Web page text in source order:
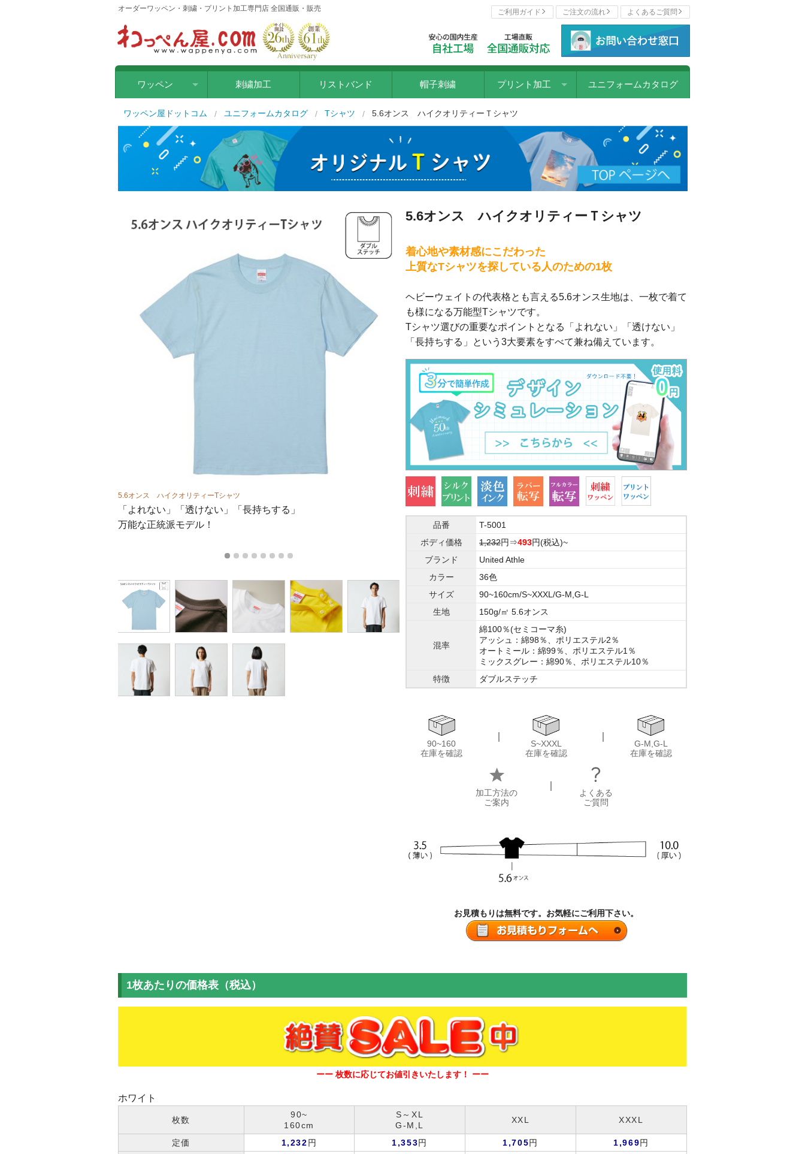
オーダーワッペン・刺繍・プリント加工専門店 全国通販・販売 ご利用ガイド ご注文の流れ よくあるご質問
ワッペン
刺繍ワッペン
クロス転写ワッペン
ラバー転写ワッペン
シルクワッペン
レザー（合皮）ワッペン
金モールエンブレム
刺繍加工 リストバンド 帽子刺繍 プリント加工
インクジェットプリント
ラバー転写プリント
シルクプリント
フルカラー転写プリント
ポリフルカラープリント
プリントパッチ
ステッカー
プラスチックバッジ
名入れタオル
タオル 染色プリント
ユニフォームカタログ
ワッペン屋ドットコム ユニフォームカタログ Tシャツ 5.6オンス ハイクオリティーＴシャツ
5.6オンス ハイクオリティーTシャツ
「よれない」「透けない」「長持ちする」
万能な正統派モデル！
5.6オンス ハイクオリティーTシャツ
裏生地
5.6オンス ハイクオリティーTシャツ
襟元拡大
5.6オンス ハイクオリティーTシャツ
90cmサイズの肩部分はドットボタンです(樹脂製)
5.6オンス ハイクオリティーTシャツ
身長182cm/Lサイズ
5.6オンス ハイクオリティーTシャツ
身長182cm/Lサイズ(バックスタイル)
5.6オンス ハイクオリティーTシャツ
身長160cm/G-Mサイズ
5.6オンス ハイクオリティーTシャツ
身長160cm/G-Mサイズ(バックスタイル)
5.6オンス ハイクオリティーＴシャツ
着心地や素材感にこだわった
上質なTシャツを探している人のための1枚
ヘビーウェイトの代表格とも言える5.6オンス生地は、一枚で着て
も様になる万能型Tシャツです。
Tシャツ選びの重要なポイントとなる「よれない」「透けない」
「長持ちする」という3大要素をすべて兼ね備えています。
品番
T-5001
ボディ価格
1,232円⇒493円(税込)~
ブランド
United Athle
カラー
36色
サイズ
90~160cm/S~XXXL/G-M,G-L
生地
150g/㎡ 5.6オンス
混率
綿100％(セミコーマ糸)
アッシュ：綿98％、ポリエステル2％
オートミール：綿99％、ポリエステル1％
ミックスグレー：綿90％、ポリエステル10％
特徴
ダブルステッチ
90~160
在庫を確認
S~XXXL
在庫を確認
G-M,G-L
在庫を確認
加工方法の
ご案内
よくある
ご質問
お見積もりは無料です。お気軽にご利用下さい。
1枚あたりの価格表（税込）
ーー 枚数に応じてお値引きいたします！ ーー
ホワイト
枚数
90~
160cm
S～XL
G-M,L
XXL XXXL
定価 1,232円 1,353円 1,705円 1,969円